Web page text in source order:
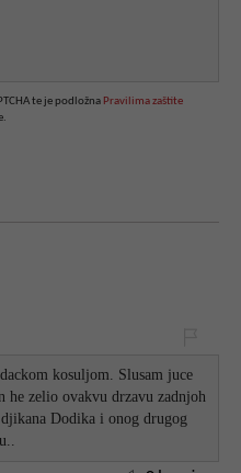
te je podložna Pravilima zaštite
kosuljom. Slusam juce
he zelio ovakvu drzavu zadnjoh
Dodika i onog drugog